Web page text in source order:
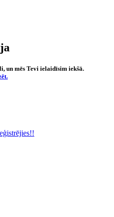
un mēs Tevi ielaidīsim iekšā.